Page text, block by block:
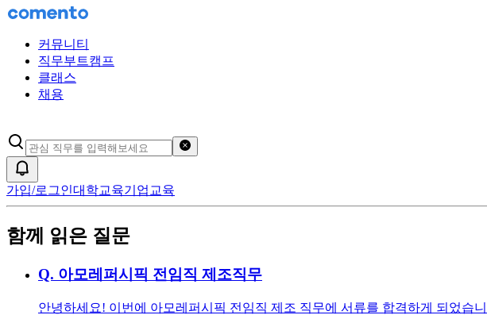
커뮤니티
직무부트캠프
클래스
채용
가입/로그인대학교육기업교육
함께 읽은 질문
Q. 아모레퍼시픽 전임직 제조직무
안녕하세요! 이번에 아모레퍼시픽 전임직 제조 직무에 서류를 합격하게 되었습